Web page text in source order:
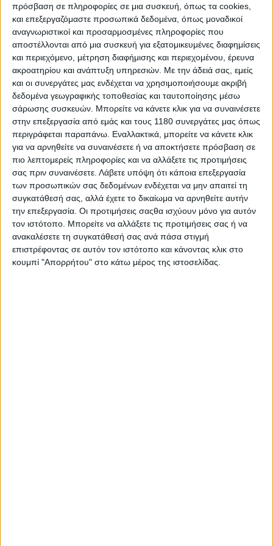
πρόσβαση σε πληροφορίες σε μια συσκευή, όπως τα cookies,
και επεξεργαζόμαστε προσωπικά δεδομένα, όπως μοναδικοί
αναγνωριστικοί και προσαρμοσμένες πληροφορίες που
αποστέλλονται από μια συσκευή για εξατομικευμένες διαφημίσεις
και περιεχόμενο, μέτρηση διαφήμισης και περιεχομένου, έρευνα
ακροατηρίου και ανάπτυξη υπηρεσιών. Με την άδειά σας, εμείς
και οι συνεργάτες μας ενδέχεται να χρησιμοποιήσουμε ακριβή
δεδομένα γεωγραφικής τοποθεσίας και ταυτοποίησης μέσω
σάρωσης συσκευών. Μπορείτε να κάνετε κλικ για να συναινέσετε
στην επεξεργασία από εμάς και τους 1180 συνεργάτες μας όπως
περιγράφεται παραπάνω. Εναλλακτικά, μπορείτε να κάνετε κλικ
για να αρνηθείτε να συναινέσετε ή να αποκτήσετε πρόσβαση σε
πιο λεπτομερείς πληροφορίες και να αλλάξετε τις προτιμήσεις
σας πριν συναινέσετε. Λάβετε υπόψη ότι κάποια επεξεργασία
των προσωπικών σας δεδομένων ενδέχεται να μην απαιτεί τη
συγκατάθεσή σας, αλλά έχετε το δικαίωμα να αρνηθείτε αυτήν
την επεξεργασία. Οι προτιμήσεις σαςθα ισχύουν μόνο για αυτόν
τον ιστότοπο. Μπορείτε να αλλάξετε τις προτιμήσεις σας ή να
ανακαλέσετε τη συγκατάθεσή σας ανά πάσα στιγμή
επιστρέφοντας σε αυτόν τον ιστότοπο και κάνοντας κλικ στο
κουμπί "Απορρήτου" στο κάτω μέρος της ιστοσελίδας.
φρεσκάρει τα τρικύλινδρα MT-09 και προσθέτει νέα
μοντέλα στην οικογένεια.Η Ducatiσοκάρισε τους
πάντες με τα μονοκύλινδρα Supermoto και Motocross.
Η KTMθέλει να ταράξει τα νερά στη μεσαία κατηγορία
και φυσικά να μην ξεχνάμε πλέον τους κατασκευαστές
από την Κίνα, με τηνCFMOTOνα παρουσιάζει
δικύλινδροι on-off στην Α2 κατηγορία, τηνVOGE να
έχει On-Off στα 900 κυβικά, τηνKOVEνα έρχεται
επίσημα πλέον στην Ελλάδα έχοντας και αυτή On-Off
με 800 κυβικά… Ένας πραγματικός οργασμός, που
συμπληρώνεται από πρωτότυπα plug-in Hybrid,
εξωτικά superbike και ό,τι άλλο χωράει ο νους και η
φαντασία. H Fantic έκανε την αρχή σήμερα το πρωί και
από αύριο μπαίνουμε στο κυρίως πιάτο των
παρουσιάσεων μέχρι αργά το βράδυ της Τετάρτης.
Όλα αυτά νέα και ακόμα περισσότερα με
αποκλειστικές συνεντεύξεις, θα τα διαβάσετε, θα τα
δείτε και θα τα ακούσετε (!!!!) μέσα από το Motomag.gr
και τα social media του περιοδικού ΜΟΤΟ.